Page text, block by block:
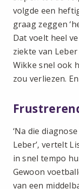
volgde een
graag zeggen
Dat voelt heel
ziekte van
Wikke snel ook
zou verliezen.
‘Na die
Leber’, vertelt
in snel tempo
Gewoon
van een